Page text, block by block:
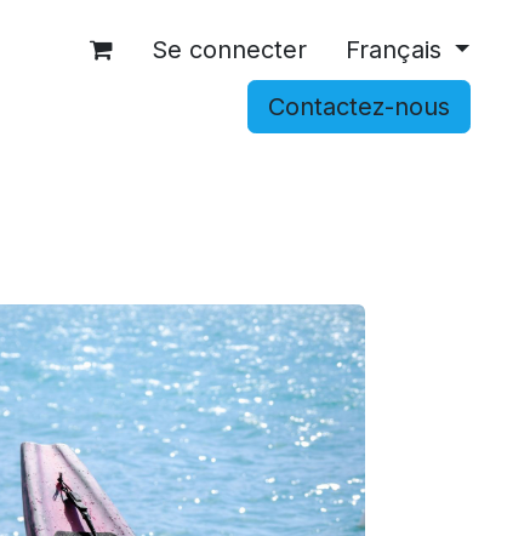
Se connecter
Français
Contactez-nous